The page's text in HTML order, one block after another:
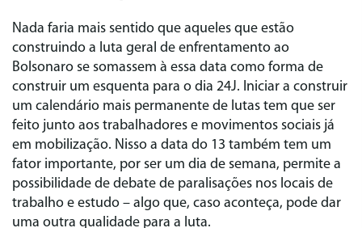
Nada faria mais sentido que aqueles que estão
construindo a luta geral de enfrentamento ao
Bolsonaro se somassem à essa data como forma de
construir um esquenta para o dia 24J. Iniciar a construir
um calendário mais permanente de lutas tem que ser
feito junto aos trabalhadores e movimentos sociais já
em mobilização. Nisso a data do 13 também tem um
fator importante, por ser um dia de semana, permite a
possibilidade de debate de paralisações nos locais de
trabalho e estudo – algo que, caso aconteça, pode dar
uma outra qualidade para a luta.